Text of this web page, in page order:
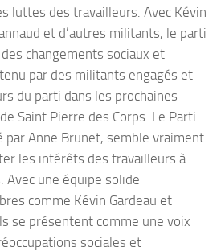
luttes des travailleurs. Avec Kévin
et d’autres militants, le parti
changements sociaux et
par des militants engagés et
du parti dans les prochaines
Saint Pierre des Corps. Le Parti
par Anne Brunet, semble vraiment
les intérêts des travailleurs à
Avec une équipe solide
comme Kévin Gardeau et
se présentent comme une voix
sociales et